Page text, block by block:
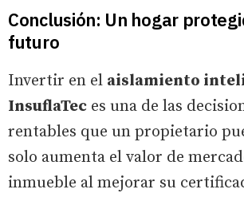
Conclusión: Un hogar
futuro
Invertir en el aislamiento
InsuflaTec es una de las
rentables que un propietario
solo aumenta el valor de
inmueble al mejorar su